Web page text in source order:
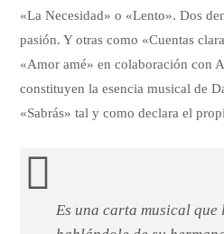
«La Necesidad» o «Lento». Dos
pasión. Y otras como «Cuentas
«Amor amé» en colaboración con
constituyen la esencia musical de
«Sabrás» tal y como declara el
Es una carta musical